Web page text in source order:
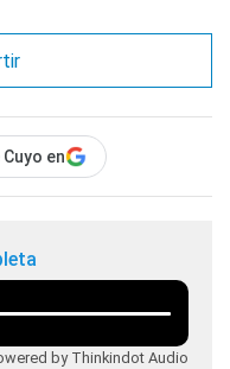
en
by Thinkindot Audio